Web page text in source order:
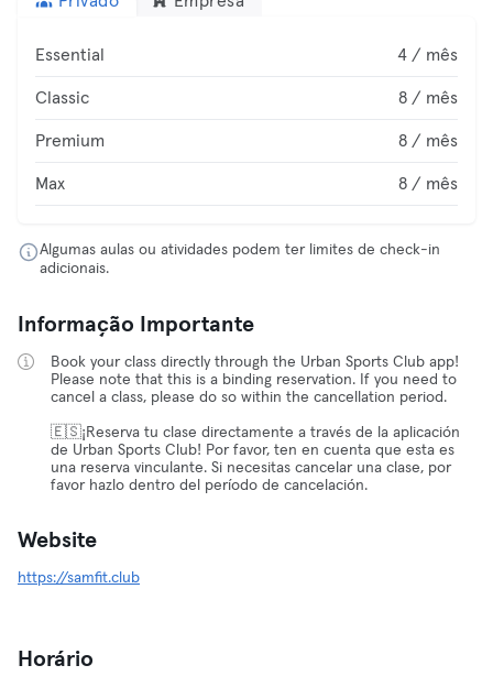
Essential 4 / mês
Classic 8 / mês
Premium 8 / mês
Max 8 / mês
Algumas aulas ou atividades podem ter limites de check-in
adicionais.
Informação Importante
Book your class directly through the Urban Sports Club app!
Please note that this is a binding reservation. If you need to
cancel a class, please do so within the cancellation period.
🇪🇸¡Reserva tu clase directamente a través de la aplicación
de Urban Sports Club! Por favor, ten en cuenta que esta es
una reserva vinculante. Si necesitas cancelar una clase, por
favor hazlo dentro del período de cancelación.
Website
https://samfit.club
Horário